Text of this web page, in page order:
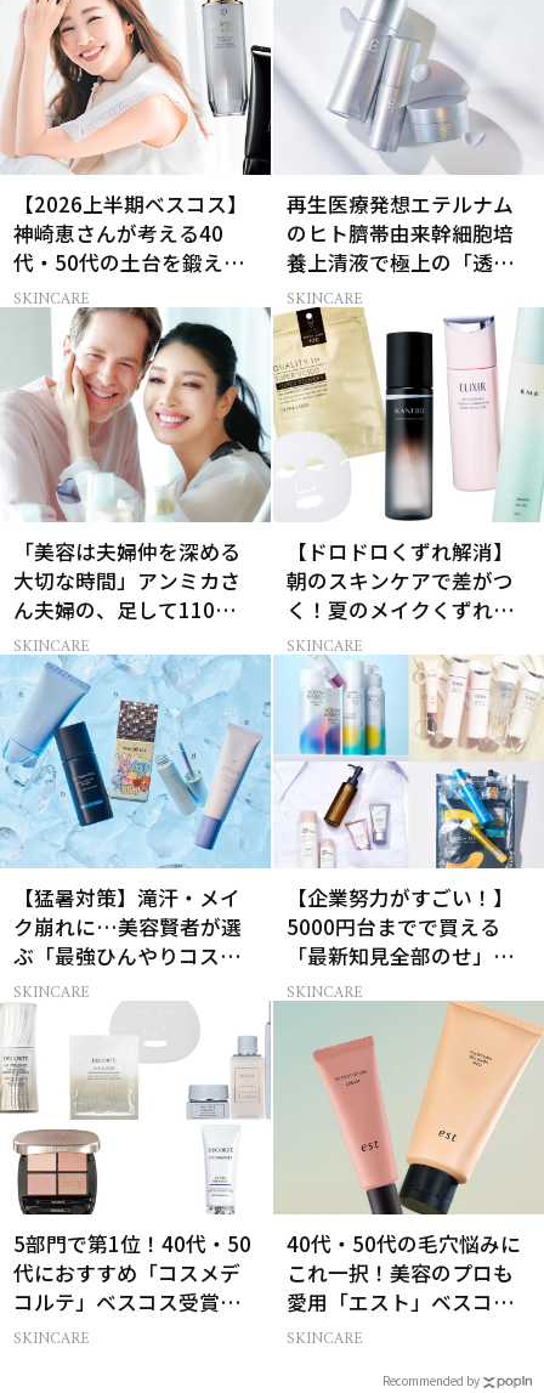
【2026上半期ベスコス】
神崎恵さんが考える40
代・50代の土台を鍛える
肌投資名品
SKINCARE
再生医療発想エテルナム
のヒト臍帯由来幹細胞培
養上清液で極上の「透明
感ハリ肌」へ
SKINCARE
「美容は夫婦仲を深める
大切な時間」アンミカさ
ん夫婦の、足して110歳で
も”今の方が上向き肌”な
理由
SKINCARE
【ドロドロくずれ解消】
朝のスキンケアで差がつ
く！夏のメイクくずれ防
止術
SKINCARE
【猛暑対策】滝汗・メイ
ク崩れに…美容賢者が選
ぶ「最強ひんやりコス
メ」26選
SKINCARE
【企業努力がすごい！】
5000円台までで買える
「最新知見全部のせ」ス
キンケア名品34選
SKINCARE
5部門で第1位！40代・50
代におすすめ「コスメデ
コルテ」ベスコス受賞名
品7選
SKINCARE
40代・50代の毛穴悩みに
これ一択！美容のプロも
愛用「エスト」ベスコス
受賞コスメ
SKINCARE
Recommended by